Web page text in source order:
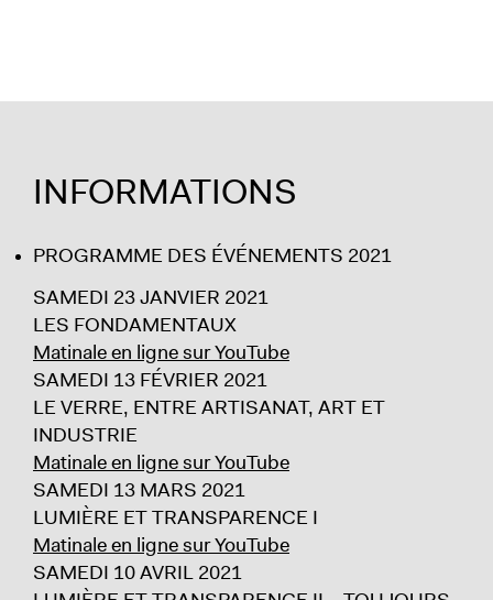
INFORMATIONS
PROGRAMME DES ÉVÉNEMENTS 2021
SAMEDI 23 JANVIER 2021
LES FONDAMENTAUX
Matinale en ligne sur YouTube
SAMEDI 13 FÉVRIER 2021
LE VERRE, ENTRE ARTISANAT, ART ET
INDUSTRIE
Matinale en ligne sur YouTube
SAMEDI 13 MARS 2021
LUMIÈRE ET TRANSPARENCE I
Matinale en ligne sur YouTube
SAMEDI 10 AVRIL 2021